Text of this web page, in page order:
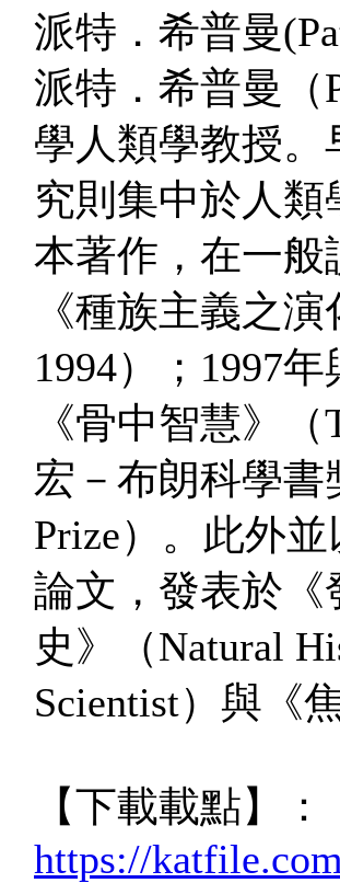
派特．希普曼
派特．希普曼（
學人類學教授
究則集中於人
本著作，在一
《種族主義之
1994）；1997
《骨中智慧》
宏－布朗科學書
Prize）。此外
論文，發表於《
史》（Natural
Scientist）與《
【下載載點】：
https://